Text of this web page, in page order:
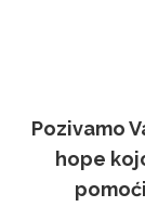
Pozivamo
hope